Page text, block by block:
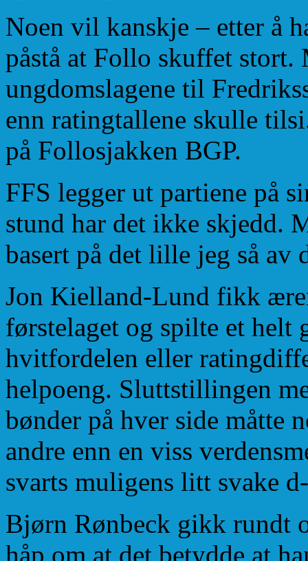
Noen vil kanskje – etter å
påstå at Follo skuffet stort.
ungdomslagene til
enn ratingtallene skulle
på Follosjakken BGP.
FFS legger ut partiene på
stund har det ikke skjedd.
basert på det lille jeg så av
Jon Kielland-Lund fikk
førstelaget og spilte et helt
hvitfordelen eller
helpoeng. Sluttstillingen
bønder på hver side måtte
andre enn en viss
svarts muligens litt svake
Bjørn Rønbeck gikk rundt
håp om at det betydde at